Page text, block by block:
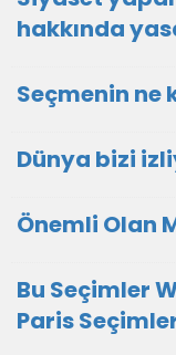
hakkında
Seçmenin
Dünya bizi
Önemli Olan
Bu Seçimler
Paris